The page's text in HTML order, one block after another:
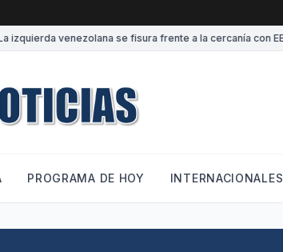
venezolana se fisura frente a la cercanía con EEUU
PROGRAMA DE HOY INTERNACIONALES